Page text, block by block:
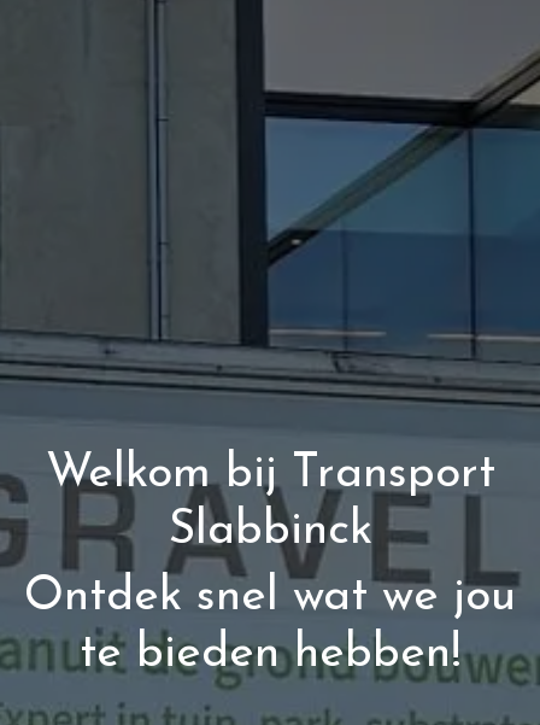
Welkom bij Transport
Slabbinck
Ontdek snel wat we jou
te bieden hebben!